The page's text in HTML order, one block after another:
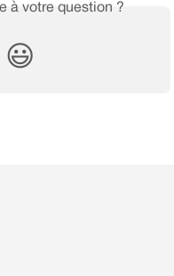
à votre question ?
😃